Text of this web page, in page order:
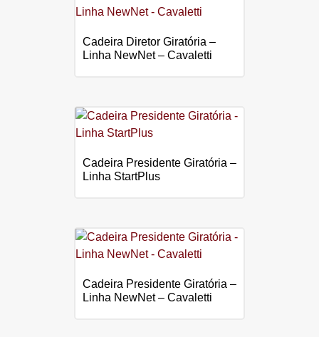
Cadeira Diretor Giratória –
Linha NewNet – Cavaletti
Cadeira Presidente Giratória –
Linha StartPlus
Cadeira Presidente Giratória –
Linha NewNet – Cavaletti